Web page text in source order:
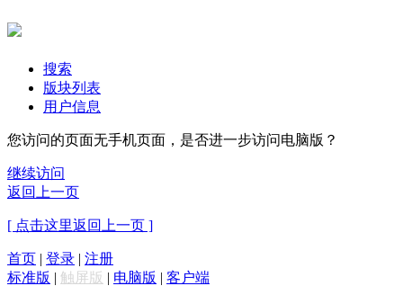
搜索
版块列表
用户信息
您访问的页面无手机页面，是否进一步访问电脑版？
继续访问
返回上一页
[ 点击这里返回上一页 ]
首页 | 登录 | 注册
标准版 | 触屏版 | 电脑版 | 客户端